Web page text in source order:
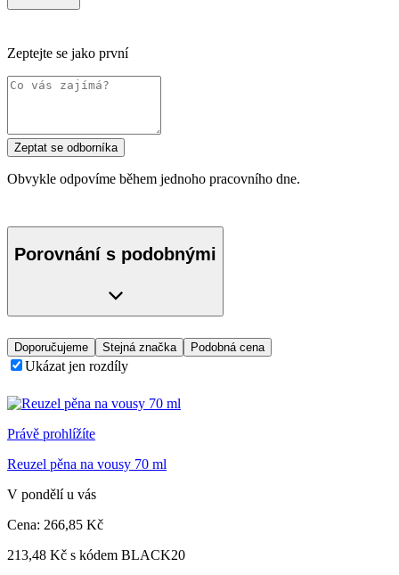
Zeptejte se jako první
Zeptat se odborníka
Obvykle odpovíme během jednoho pracovního dne.
Porovnání s podobnými
Doporučujeme Stejná značka Podobná cena
Ukázat jen rozdíly
Právě prohlížíte
Reuzel pěna na vousy 70 ml
V pondělí u vás
Cena: 266,85 Kč
213,48 Kč s kódem BLACK20